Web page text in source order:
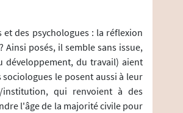
des psychologues : la réflexion
posés, il semble sans issue,
développement, du travail) aient
le posent aussi à leur
qui renvoient à des
l'âge de la majorité civile pour